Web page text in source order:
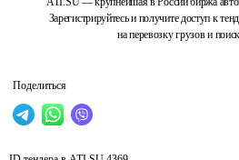
Зарегистрируйтесь и получите доступ к
на перевозку грузов и
Поделиться